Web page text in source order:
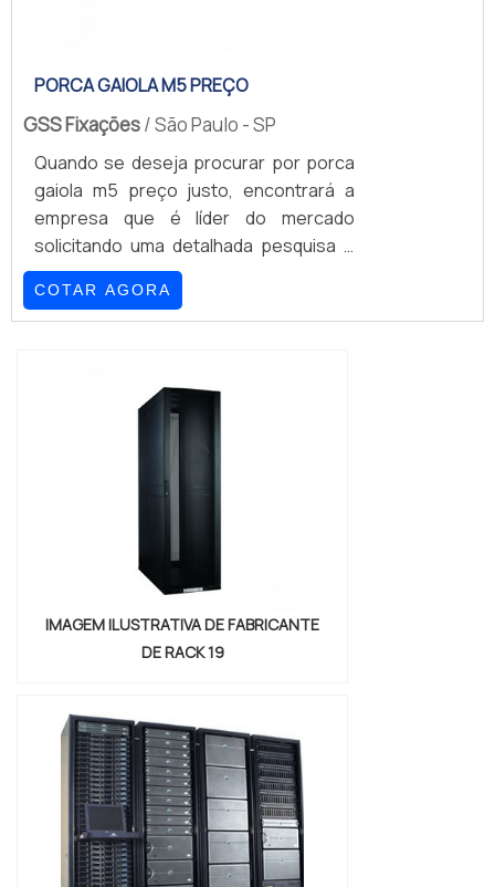
PORCA GAIOLA M5 PREÇO
GSS Fixações/ São Paulo - SP
Quando se deseja procurar por porca
gaiola m5 preço justo, encontrará a
empresa que é líder do mercado
solicitando uma detalhada pesquisa e
conhecendo a líder em
qualidade.Quando o tema é porca
gaiola m5 preço acessível, com a
cliente poderá contar ótima qualidade
com otimização de processos, visando
PREÇO JUSTO E ACESSÍVELA GSS
COTAR AGORA
IMAGEM ILUSTRATIVA DE FABRICANTE
DE RACK 19